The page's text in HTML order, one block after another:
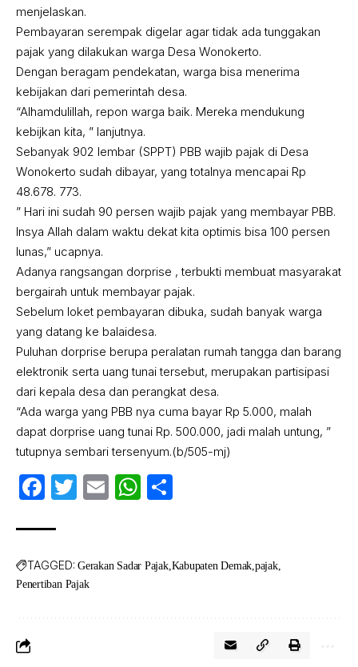
menjelaskan.
Pembayaran serempak digelar agar tidak ada tunggakan
pajak yang dilakukan warga Desa Wonokerto.
Dengan beragam pendekatan, warga bisa menerima
kebijakan dari pemerintah desa.
“Alhamdulillah, repon warga baik. Mereka mendukung
kebijkan kita, ” lanjutnya.
Sebanyak 902 lembar (SPPT) PBB wajib pajak di Desa
Wonokerto sudah dibayar, yang totalnya mencapai Rp
48.678. 773.
” Hari ini sudah 90 persen wajib pajak yang membayar PBB.
Insya Allah dalam waktu dekat kita optimis bisa 100 persen
lunas,” ucapnya.
Adanya rangsangan dorprise , terbukti membuat masyarakat
bergairah untuk membayar pajak.
Sebelum loket pembayaran dibuka, sudah banyak warga
yang datang ke balaidesa.
Puluhan dorprise berupa peralatan rumah tangga dan barang
elektronik serta uang tunai tersebut, merupakan partisipasi
dari kepala desa dan perangkat desa.
“Ada warga yang PBB nya cuma bayar Rp 5.000, malah
dapat dorprise uang tunai Rp. 500.000, jadi malah untung, ”
tutupnya sembari tersenyum.(b/505-mj)
Facebook
Twitter
EmailWhatsApp
TAGGED: Gerakan Sadar Pajak Kabupaten Demak pajak
Penertiban Pajak